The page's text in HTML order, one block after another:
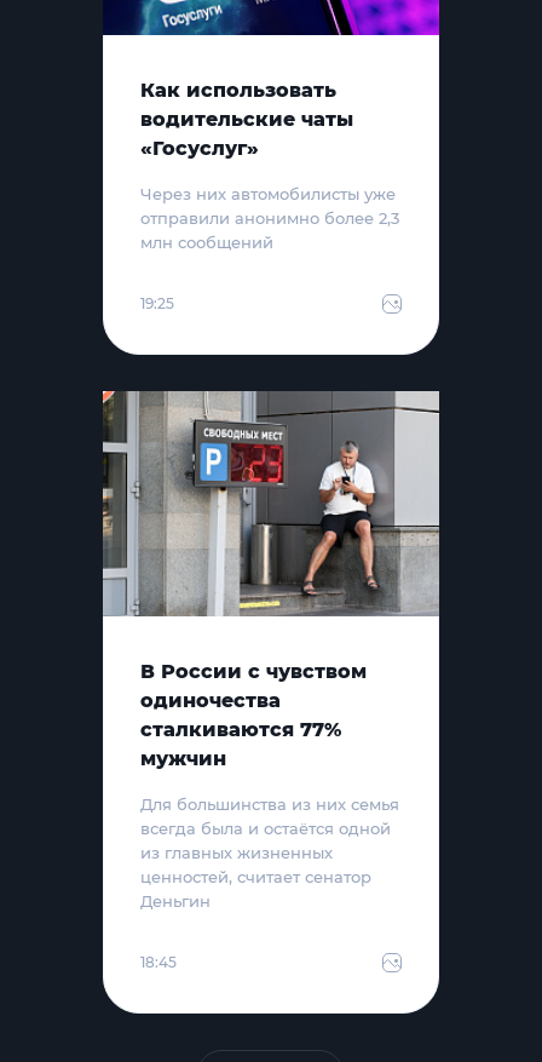
Как использовать
водительские чаты
«Госуслуг»
Через них автомобилисты уже
отправили анонимно более 2,3
млн сообщений
19:25
В России с чувством
одиночества
сталкиваются 77%
мужчин
Для большинства из них семья
всегда была и остаётся одной
из главных жизненных
ценностей, считает сенатор
Деньгин
18:45